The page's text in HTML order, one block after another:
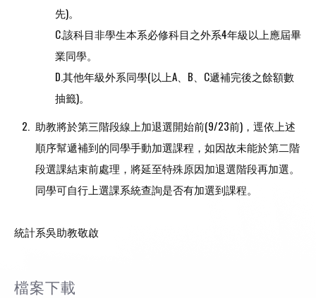
先)。
C.該科目非學生本系必修科目之外系4年級以上應屆畢
業同學。
D.其他年級外系同學(以上A、B、C遞補完後之餘額數
抽籤)。
助教將於第三階段線上加退選開始前(9/23前)，逕依上述
順序幫遞補到的同學手動加選課程，如因故未能於第二階
段選課結束前處理，將延至特殊原因加退選階段再加選。
同學可自行上選課系統查詢是否有加選到課程。
統計系吳助教敬啟
檔案下載